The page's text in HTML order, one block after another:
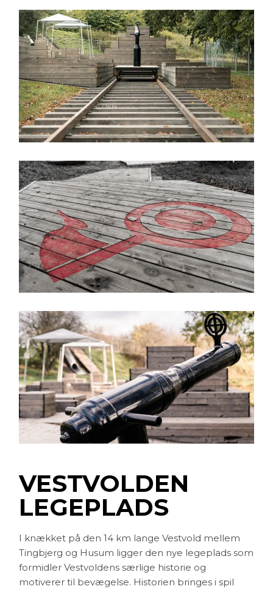
VESTVOLDEN
LEGEPLADS
I knækket på den 14 km lange Vestvold mellem
Tingbjerg og Husum ligger den nye legeplads som
formidler Vestvoldens særlige historie og
motiverer til bevægelse. Historien bringes i spil